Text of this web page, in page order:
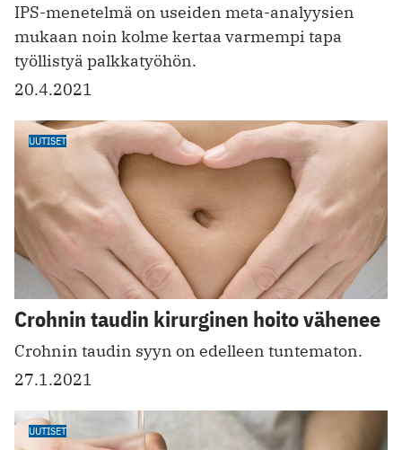
IPS-menetelmä on useiden meta-analyysien
mukaan noin kolme kertaa varmempi tapa
työllistyä palkkatyöhön.
20.4.2021
UUTISET
Crohnin taudin kirurginen hoito vähenee
Crohnin taudin syyn on edelleen tuntematon.
27.1.2021
UUTISET